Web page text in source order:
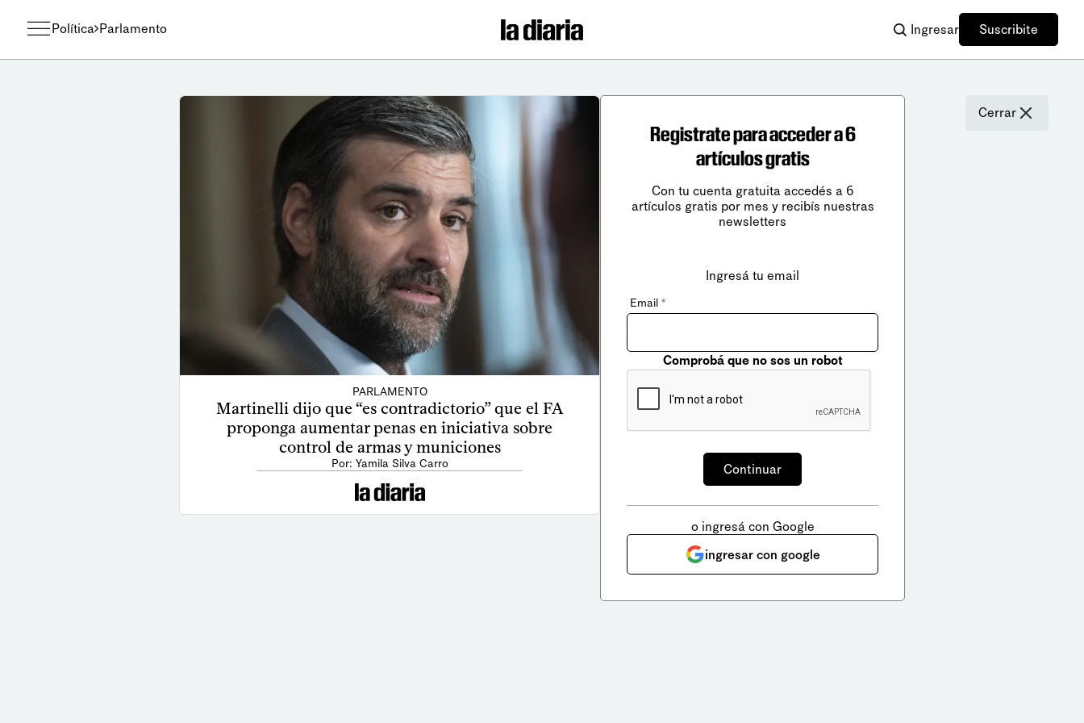
Política Parlamento Ingresar Suscribite
PARLAMENTO
Martinelli dijo que “es contradictorio” que el FA
proponga aumentar penas en iniciativa sobre
control de armas y municiones
Por: Yamila Silva Carro
Cerrar
Registrate para acceder a 6
artículos gratis
Con tu cuenta gratuita accedés a 6
artículos gratis por mes y recibís nuestras
newsletters
Ingresá tu email
Email *
Comprobá que no sos un robot
o ingresá con Google
ingresar con google